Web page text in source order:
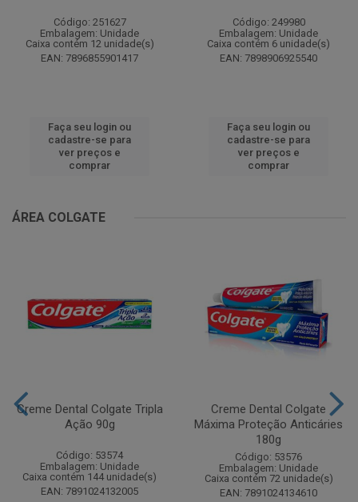
Código: 251627
Embalagem: Unidade
Caixa contém 12 unidade(s)
EAN: 7896855901417
Faça seu login ou
cadastre-se para
ver preços e
comprar
Código: 249980
Embalagem: Unidade
Caixa contém 6 unidade(s)
EAN: 7898906925540
Faça seu login ou
cadastre-se para
ver preços e
comprar
ÁREA COLGATE
Creme Dental Colgate Tripla
Ação 90g
Código: 53574
Embalagem: Unidade
Caixa contém 144 unidade(s)
EAN: 7891024132005
Creme Dental Colgate
Máxima Proteção Anticáries
180g
Código: 53576
Embalagem: Unidade
Caixa contém 72 unidade(s)
EAN: 7891024134610